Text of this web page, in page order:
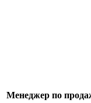
Менеджер по